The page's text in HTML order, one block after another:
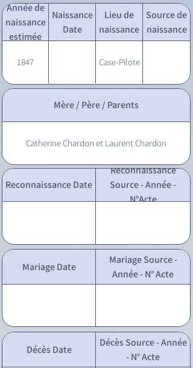
Année de
naissance
estimée
Naissance
Date
Lieu de
naissance
Source de
naissance
1847 Case-Pilote
Mère / Père / Parents
Catherine Chardon et Laurent Chardon
Reconnaissance Date
Reconnaissance
Source - Année -
N°Acte
Mariage Date
Mariage Source -
Année - N° Acte
Décès Date
Décès Source - Année
- N° Acte